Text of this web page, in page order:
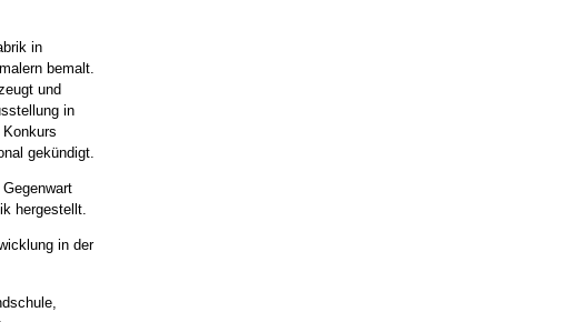
in
bemalt.
und
in
gekündigt.
hergestellt.
in der